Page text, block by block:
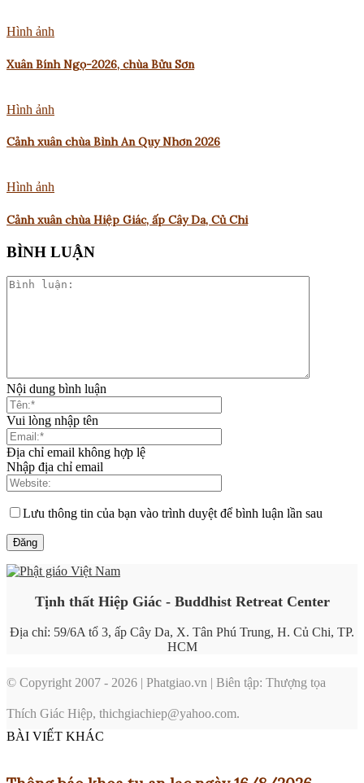
Hình ảnh
Xuân Bính Ngọ-2026, chùa Bửu Sơn
Hình ảnh
Cảnh xuân chùa Bình An Quy Nhơn 2026
Hình ảnh
Cảnh xuân chùa Hiệp Giác, ấp Cây Da, Củ Chi
BÌNH LUẬN
Nội dung bình luận
Vui lòng nhập tên
Địa chỉ email không hợp lệ
Nhập địa chỉ email
Lưu thông tin của bạn vào trình duyệt để bình luận lần sau
Tịnh thất Hiệp Giác - Buddhist Retreat Center
Địa chỉ: 59/6A tổ 3, ấp Cây Da, X. Tân Phú Trung, H. Củ Chi, TP.
HCM
© Copyright 2007 - 2026 | Phatgiao.vn | Biên tập: Thượng tọa
Thích Giác Hiệp, thichgiachiep@yahoo.com.
BÀI VIẾT KHÁC